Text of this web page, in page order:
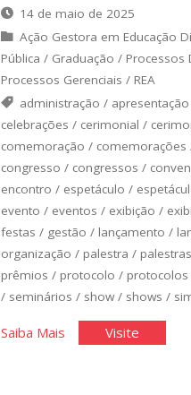
14 de maio de 2025
Ação Gestora em Educação
Pública / Graduação / Processos
Processos Gerenciais / REA
administração / apresentação
celebrações / cerimonial /
comemoração / comemorações
congresso / congressos /
encontro / espetáculo /
evento / eventos / exibição /
festas / gestão / lançamento /
organização / palestra / palestras
prêmios / protocolo / protocolos
/ seminários / show/ shows /
Saiba Mais"Divulgação
Visite